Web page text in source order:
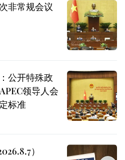
非常规会议
公开特殊政
领导人会
标准
）